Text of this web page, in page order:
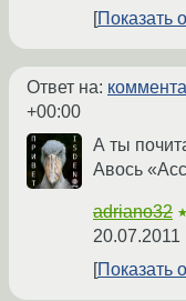
Показать
Ответ на:
+00:00
А ты
Авось
adriano32
20.07.2011
Показать